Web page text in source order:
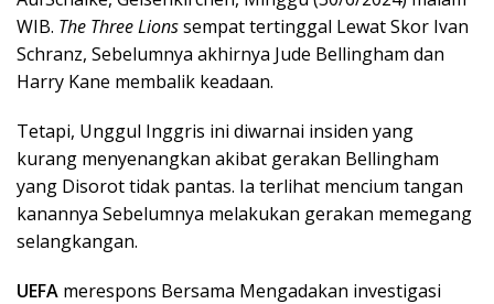
WIB. The Three Lionssempat tertinggal Lewat Skor Ivan
Schranz, Sebelumnya akhirnya Jude Bellingham dan
Harry Kane membalik keadaan.
Tetapi, Unggul Inggris ini diwarnai insiden yang
kurang menyenangkan akibat gerakan Bellingham
yang Disorot tidak pantas. Ia terlihat mencium tangan
kanannya Sebelumnya melakukan gerakan memegang
selangkangan.
UEFA merespons Bersama Mengadakan investigasi